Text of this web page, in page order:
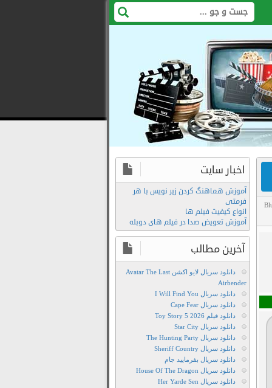
2026
دانلود
فیلم
شوهرها
میدان
Film2Movie
دانلود
رایگان
فیلم
Husbands
اخبار سایت
آموزش هماهنگ کردن زیر نویس با هر
فرمتی
انواع کیفیت فیلم ها
آموزش تعویض صدا در فیلم های دوبله
آخرین مطالب
دانلود سریال لایو اکشن Avatar The Last
Airbender
دانلود سریال I Will Find You
دانلود سریال Cape Fear
دانلود فیلم Toy Story 5 2026
دانلود سریال Star City
دانلود سریال The Hunting Party
دانلود سریال Sheriff Country
دانلود سریال بفرمایید جام
دانلود سریال House Of The Dragon
دانلود سریال Her Yarde Sen